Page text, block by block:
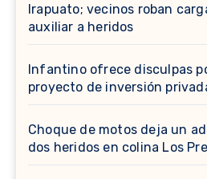
Irapuato; vecinos roban
auxiliar a heridos
Infantino ofrece disculpas
proyecto de inversión
Choque de motos deja un
dos heridos en colina Los